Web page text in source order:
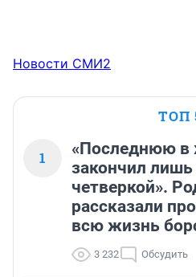
Новости СМИ2
ТОП
1
«Последнюю в
закончил лишь
четверкой».
рассказали
всю жизнь
3 232 Обсудить